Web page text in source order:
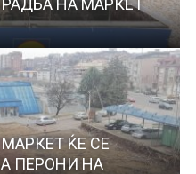
НА МАРКЕТ
ЌЕ СЕ
ПЕРОНИ НА